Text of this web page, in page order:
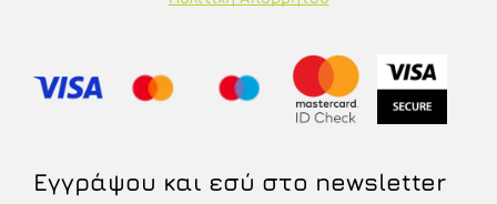
Εγγράψου και εσύ στο newsletter